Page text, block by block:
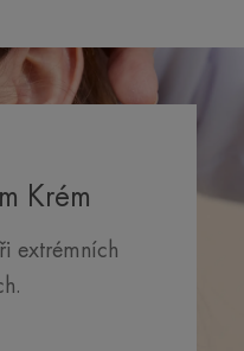
Krém
extrémních